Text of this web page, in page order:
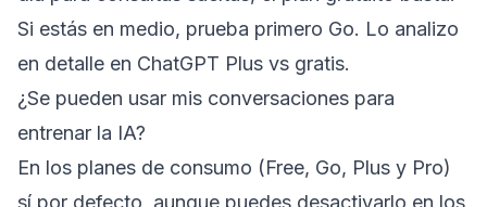
Si estás en medio, prueba primero Go. Lo analizo
en detalle en ChatGPT Plus vs gratis.
¿Se pueden usar mis conversaciones para
entrenar la IA?
En los planes de consumo (Free, Go, Plus y Pro)
sí por defecto, aunque puedes desactivarlo en los